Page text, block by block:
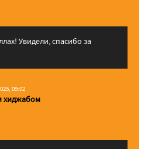
Увидели, спасибо за
09:02
хиджабом